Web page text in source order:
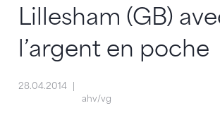
Lillesham (GB)
l’argent en poche
28.04.2014
ahv/vg